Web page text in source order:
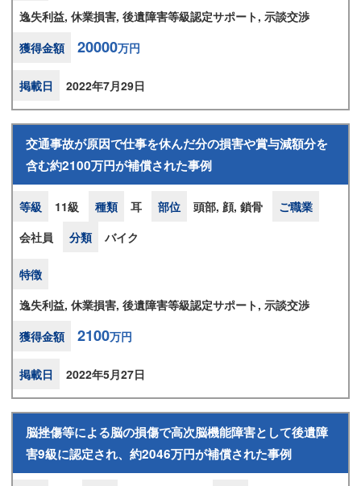
逸失利益, 休業損害, 後遺障害等級認定サポート, 示談交渉
獲得金額
20000万円
掲載日 2022年7月29日
交通事故が原因で仕事を休んだ分の損害や賞与減額分を
含む約2100万円が補償された事例
等級 11級 種類 耳 部位 頭部, 顔, 鎖骨
ご職業
会社員
分類 バイク
特徴
逸失利益, 休業損害, 後遺障害等級認定サポート, 示談交渉
獲得金額
2100万円
掲載日 2022年5月27日
脳挫傷等による脳の損傷で高次脳機能障害として後遺障
害9級に認定され、約2046万円が補償された事例